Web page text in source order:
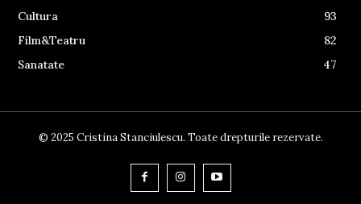
Cultura
93
Film&Teatru
82
Sanatate
47
© 2025 Cristina Stanciulescu. Toate drepturile rezervate.